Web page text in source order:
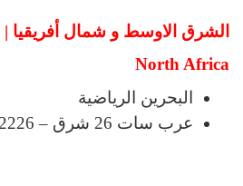
North Africa
البحرين الرياضية
عرب سات 26 شرق – 12226 افقي 27500